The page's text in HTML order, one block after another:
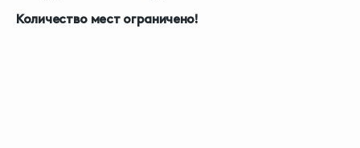
Количество мест ограничено!